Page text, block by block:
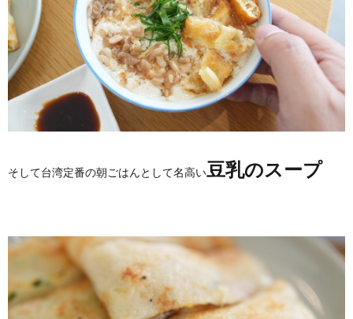
そして台湾定番の朝ごはんとして名高い豆乳のスープ